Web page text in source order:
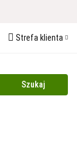
Strefa klienta
Zarejestruj się